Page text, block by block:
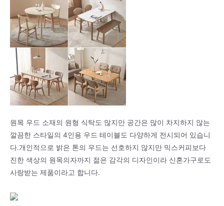
원목 우드 소재의 원형 식탁도 많지만 공간은 많이 차지하지 않는
깔끔한 스타일의 4인용 우드 테이블도 다양하게 전시되어 있습니
다.개인적으로 밝은 톤의 우드는 선호하지 않지만 믹스커피보다
진한 색상의 원목의자까지 젊은 감각의 디자인이라 신혼가구로도
사랑받는 제품이라고 합니다.